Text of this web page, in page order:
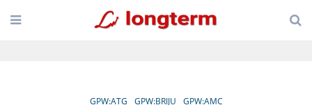
GPW:ATG GPW:BRIJU GPW:AMC